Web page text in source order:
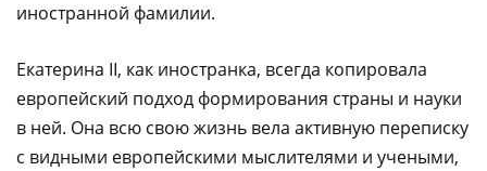
иностранной фамилии.
Екатерина II, как иностранка, всегда копировала
европейский подход формирования страны и науки
в ней. Она всю свою жизнь вела активную переписку
с видными европейскими мыслителями и учеными,